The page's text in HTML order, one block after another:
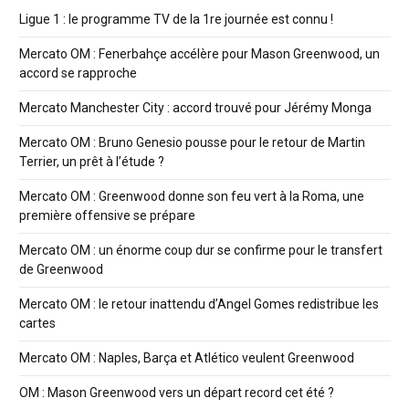
Ligue 1 : le programme TV de la 1re journée est connu !
Mercato OM : Fenerbahçe accélère pour Mason Greenwood, un
accord se rapproche
Mercato Manchester City : accord trouvé pour Jérémy Monga
Mercato OM : Bruno Genesio pousse pour le retour de Martin
Terrier, un prêt à l’étude ?
Mercato OM : Greenwood donne son feu vert à la Roma, une
première offensive se prépare
Mercato OM : un énorme coup dur se confirme pour le transfert
de Greenwood
Mercato OM : le retour inattendu d’Angel Gomes redistribue les
cartes
Mercato OM : Naples, Barça et Atlético veulent Greenwood
OM : Mason Greenwood vers un départ record cet été ?